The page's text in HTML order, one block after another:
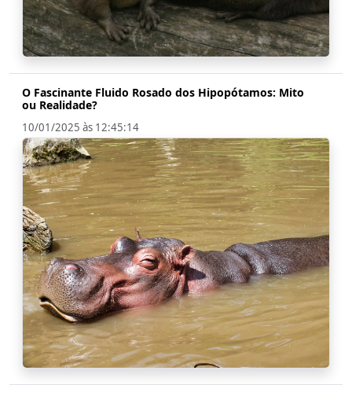
O Fascinante Fluido Rosado dos Hipopótamos: Mito
ou Realidade?
10/01/2025 às 12:45:14